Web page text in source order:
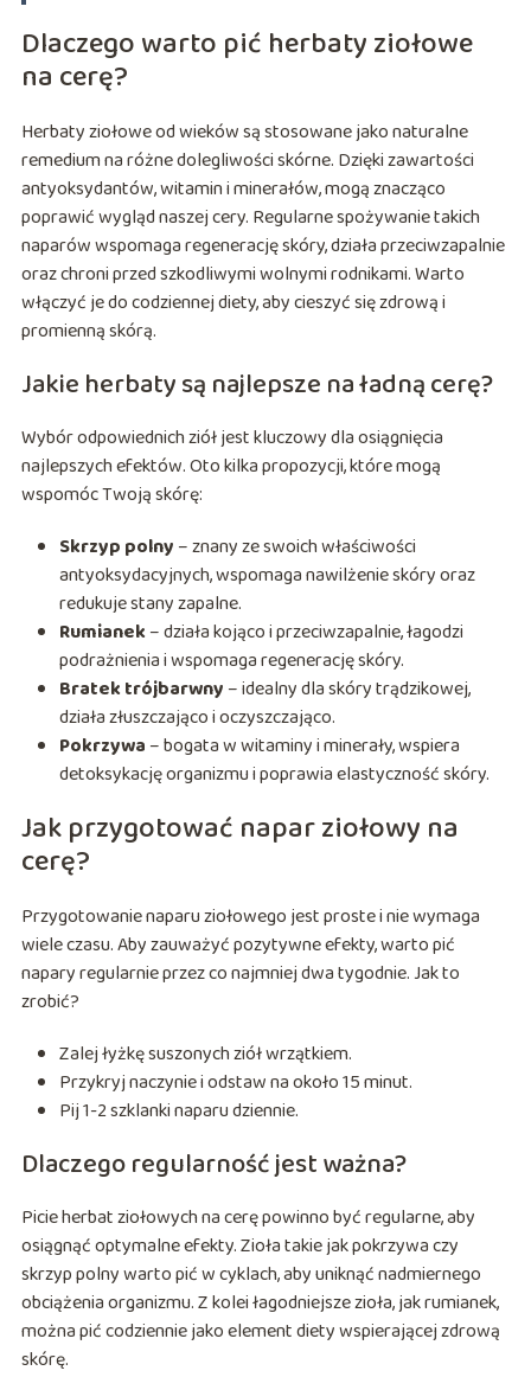
Dlaczego warto pić herbaty ziołowe
na cerę?
Herbaty ziołowe od wieków są stosowane jako naturalne
remedium na różne dolegliwości skórne. Dzięki zawartości
antyoksydantów, witamin i minerałów, mogą znacząco
poprawić wygląd naszej cery. Regularne spożywanie takich
naparów wspomaga regenerację skóry, działa przeciwzapalnie
oraz chroni przed szkodliwymi wolnymi rodnikami. Warto
włączyć je do codziennej diety, aby cieszyć się zdrową i
promienną skórą.
Jakie herbaty są najlepsze na ładną cerę?
Wybór odpowiednich ziół jest kluczowy dla osiągnięcia
najlepszych efektów. Oto kilka propozycji, które mogą
wspomóc Twoją skórę:
Skrzyp polny – znany ze swoich właściwości
antyoksydacyjnych, wspomaga nawilżenie skóry oraz
redukuje stany zapalne.
Rumianek – działa kojąco i przeciwzapalnie, łagodzi
podrażnienia i wspomaga regenerację skóry.
Bratek trójbarwny – idealny dla skóry trądzikowej,
działa złuszczająco i oczyszczająco.
Pokrzywa – bogata w witaminy i minerały, wspiera
detoksykację organizmu i poprawia elastyczność skóry.
Jak przygotować napar ziołowy na
cerę?
Przygotowanie naparu ziołowego jest proste i nie wymaga
wiele czasu. Aby zauważyć pozytywne efekty, warto pić
napary regularnie przez co najmniej dwa tygodnie. Jak to
zrobić?
Zalej łyżkę suszonych ziół wrzątkiem.
Przykryj naczynie i odstaw na około 15 minut.
Pij 1-2 szklanki naparu dziennie.
Dlaczego regularność jest ważna?
Picie herbat ziołowych na cerę powinno być regularne, aby
osiągnąć optymalne efekty. Zioła takie jak pokrzywa czy
skrzyp polny warto pić w cyklach, aby uniknąć nadmiernego
obciążenia organizmu. Z kolei łagodniejsze zioła, jak rumianek,
można pić codziennie jako element diety wspierającej zdrową
skórę.